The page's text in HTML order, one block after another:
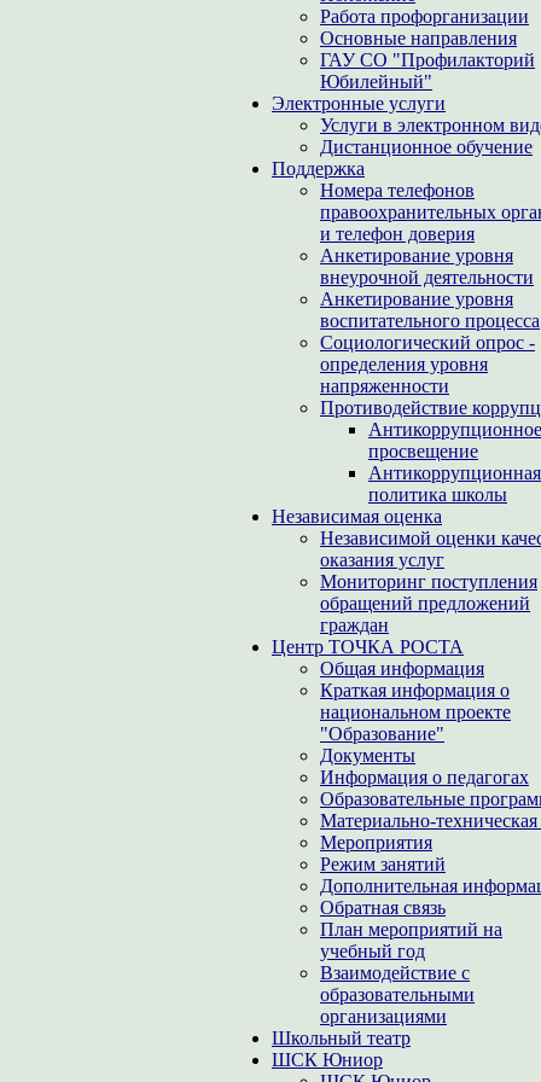
Работа профорганизации
Основные направления
ГАУ СО "Профилакторий
Юбилейный"
Электронные услуги
Услуги в электронном
Дистанционное обучение
Поддержка
Номера телефонов
правоохранительных
и телефон доверия
Анкетирование уровня
внеурочной деятельности
Анкетирование уровня
воспитательного процесса
Социологический опрос -
определения уровня
напряженности
Противодействие
Антикоррупционное
просвещение
Антикоррупционная
политика школы
Независимая оценка
Независимой оценки
оказания услуг
Мониторинг поступления
обращений предложений
граждан
Центр ТОЧКА РОСТА
Общая информация
Краткая информация о
национальном проекте
"Образование"
Документы
Информация о педагогах
Образовательные
Материально-техническая
Мероприятия
Режим занятий
Дополнительная
Обратная связь
План мероприятий на
учебный год
Взаимодействие с
образовательными
организациями
Школьный театр
ШСК Юниор